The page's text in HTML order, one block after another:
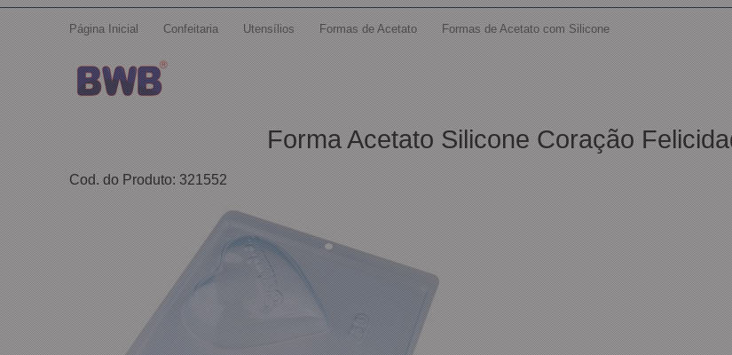
contato@welban.com.br
Segunda à sexta - 08:30h às 18:00h Sábados -
09:00h às 14:00h
Página Inicial Confeitaria Utensílios Formas de Acetato Formas de Acetato com Silicone
Forma Acetato Silicone Coração
Cod. do Produto: 321552